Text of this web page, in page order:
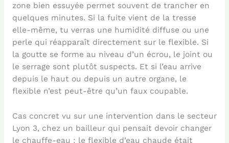
zone bien essuyée permet souvent de trancher en
quelques minutes. Si la fuite vient de la tresse
elle-même, tu verras une humidité diffuse ou une
perle qui réapparaît directement sur le flexible. Si
la goutte se forme au niveau d’un écrou, le joint ou
le serrage sont plutôt suspects. Et si l’eau arrive
depuis le haut ou depuis un autre organe, le
flexible n’est peut-être qu’un faux coupable.
Cas concret vu sur une intervention dans le secteur
Lyon 3, chez un bailleur qui pensait devoir changer
le chauffe-eau : le flexible d’eau chaude était